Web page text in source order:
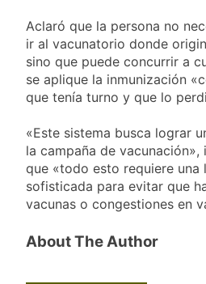
Aclaró que la persona no
ir al vacunatorio donde
sino que puede concurrir a
se aplique la inmunización
que tenía turno y que lo
«Este sistema busca lograr
la campaña de
que «todo esto requiere una
sofisticada para evitar que
vacunas o congestiones en
About The Author